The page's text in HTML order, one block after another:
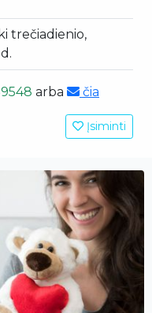
trečiadienio,
arba čia
Įsiminti